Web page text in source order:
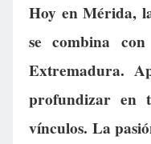
Hoy en Mérida,
se combina
Extremadura.
profundizar en
vínculos. La